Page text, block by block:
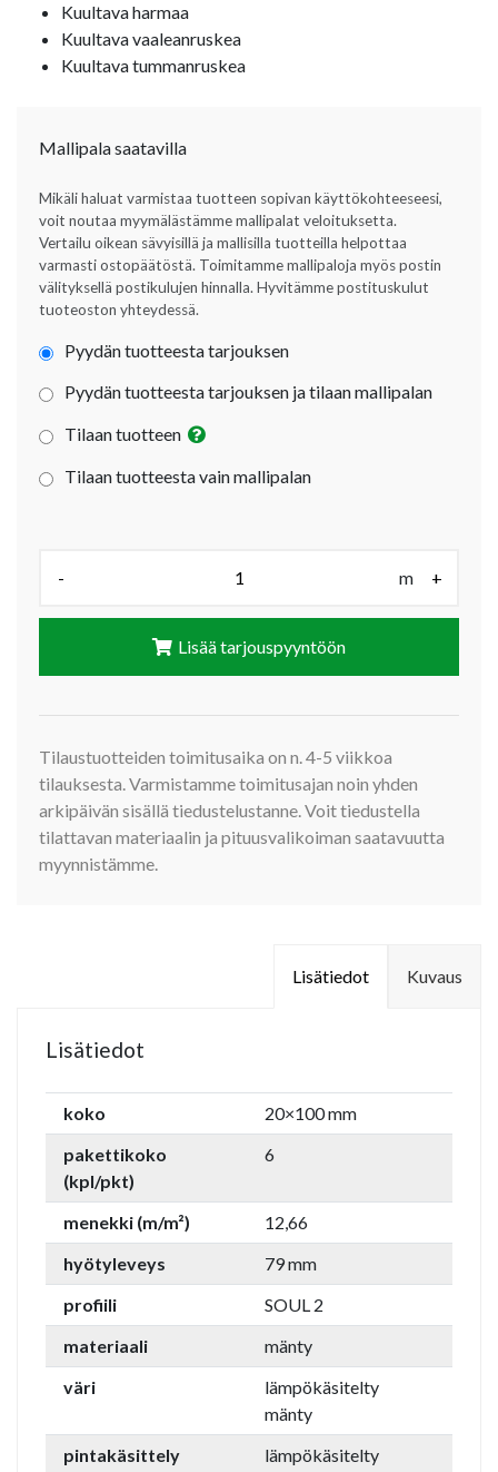
Kuultava harmaa
Kuultava vaaleanruskea
Kuultava tummanruskea
Mallipala saatavilla
Mikäli haluat varmistaa tuotteen sopivan käyttökohteeseesi,
voit noutaa myymälästämme mallipalat veloituksetta.
Vertailu oikean sävyisillä ja mallisilla tuotteilla helpottaa
varmasti ostopäätöstä. Toimitamme mallipaloja myös postin
välityksellä postikulujen hinnalla. Hyvitämme postituskulut
tuoteoston yhteydessä.
Pyydän tuotteesta tarjouksen
Pyydän tuotteesta tarjouksen ja tilaan mallipalan
Tilaan tuotteen
Tilaan tuotteesta vain mallipalan
- m +
Lisää tarjouspyyntöön
Tilaustuotteiden toimitusaika on n. 4-5 viikkoa
tilauksesta. Varmistamme toimitusajan noin yhden
arkipäivän sisällä tiedustelustanne. Voit tiedustella
tilattavan materiaalin ja pituusvalikoiman saatavuutta
myynnistämme.
Kuvaus
Lisätiedot
Lisätiedot
koko
20×100 mm
pakettikoko
(kpl/pkt)
6
menekki (m/m²)
12,66
hyötyleveys
79 mm
profiili
SOUL 2
materiaali
mänty
väri
lämpökäsitelty
mänty
pintakäsittely
lämpökäsitelty